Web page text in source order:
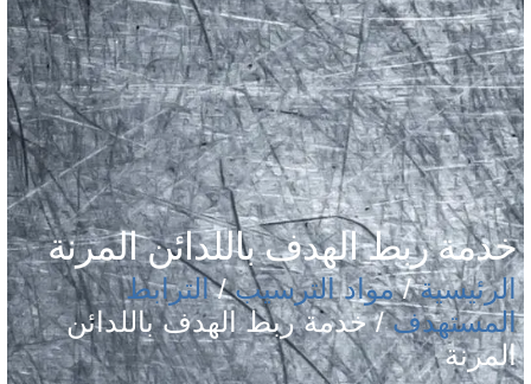
خدمة ربط الهدف باللدائن المرنة
الرئيسية/مواد الترسيب/الترابط
المستهدف/ خدمة ربط الهدف باللدائن
المرنة